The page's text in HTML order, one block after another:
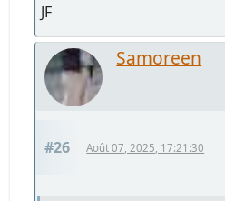
JF
Samoreen
#26 Août 07, 2025, 17:21:30